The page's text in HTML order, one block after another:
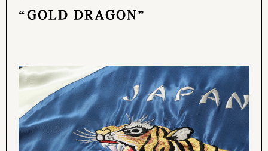
“GOLD DRAGON”